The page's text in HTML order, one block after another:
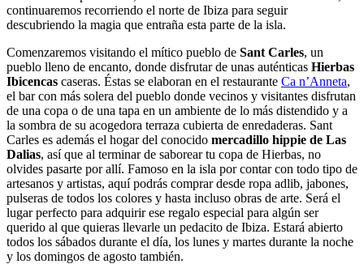
continuaremos recorriendo el norte de Ibiza para seguir
descubriendo la magia que entraña esta parte de la isla.
Comenzaremos visitando el mítico pueblo de Sant Carles, un
pueblo lleno de encanto, donde disfrutar de unas auténticas Hierbas
Ibicencas caseras. Éstas se elaboran en el restaurante Ca n’Anneta,
el bar con más solera del pueblo donde vecinos y visitantes disfrutan
de una copa o de una tapa en un ambiente de lo más distendido y a
la sombra de su acogedora terraza cubierta de enredaderas. Sant
Carles es además el hogar del conocido mercadillo hippie de Las
Dalias, así que al terminar de saborear tu copa de Hierbas, no
olvides pasarte por allí. Famoso en la isla por contar con todo tipo de
artesanos y artistas, aquí podrás comprar desde ropa adlib, jabones,
pulseras de todos los colores y hasta incluso obras de arte. Será el
lugar perfecto para adquirir ese regalo especial para algún ser
querido al que quieras llevarle un pedacito de Ibiza. Estará abierto
todos los sábados durante el día, los lunes y martes durante la noche
y los domingos de agosto también.